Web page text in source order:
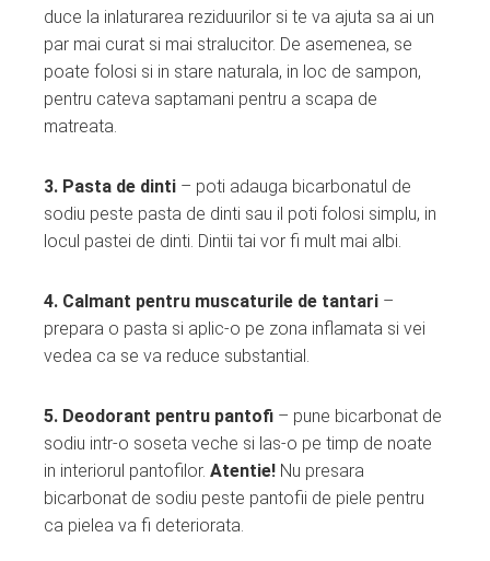
duce la inlaturarea reziduurilor si te va ajuta sa ai un
par mai curat si mai stralucitor. De asemenea, se
poate folosi si in stare naturala, in loc de sampon,
pentru cateva saptamani pentru a scapa de
matreata.
3. Pasta de dinti – poti adauga bicarbonatul de
sodiu peste pasta de dinti sau il poti folosi simplu, in
locul pastei de dinti. Dintii tai vor fi mult mai albi.
4. Calmant pentru muscaturile de tantari –
prepara o pasta si aplic-o pe zona inflamata si vei
vedea ca se va reduce substantial.
5. Deodorant pentru pantofi – pune bicarbonat de
sodiu intr-o soseta veche si las-o pe timp de noate
in interiorul pantofilor. Atentie! Nu presara
bicarbonat de sodiu peste pantofii de piele pentru
ca pielea va fi deteriorata.